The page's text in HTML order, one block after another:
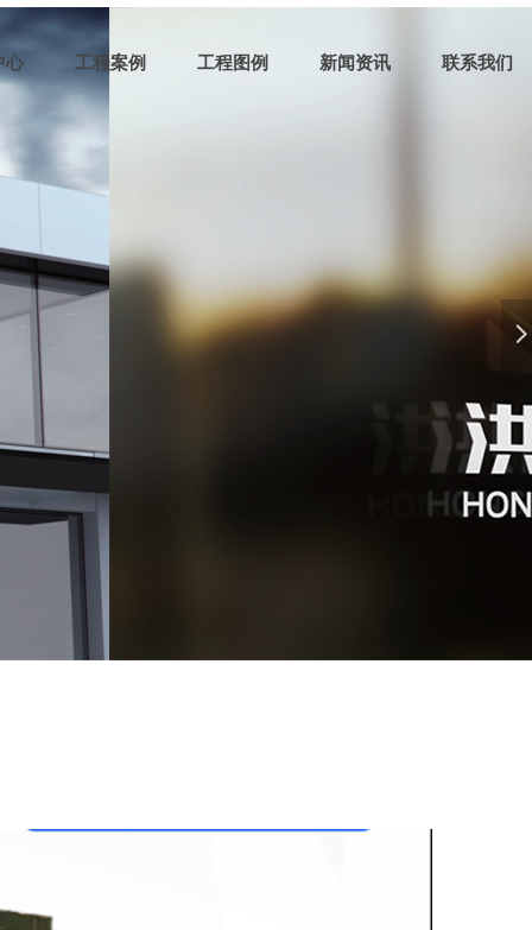
心 工程案例 工程图例 新闻资讯 联系我们
넲